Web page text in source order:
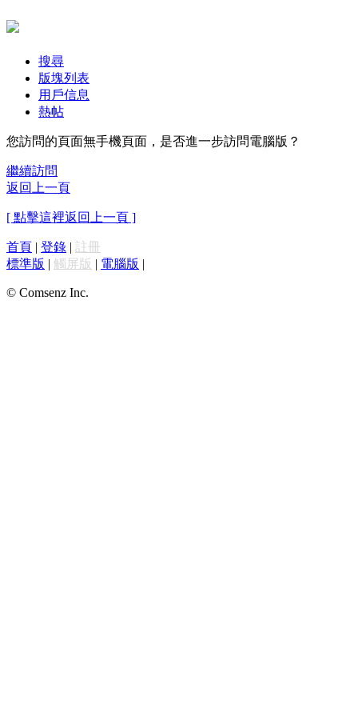
搜尋
版塊列表
用戶信息
熱帖
您訪問的頁面無手機頁面，是否進一步訪問電腦版？
繼續訪問
返回上一頁
[ 點擊這裡返回上一頁 ]
首頁 | 登錄 | 註冊
標準版 | 觸屏版 | 電腦版 |
© Comsenz Inc.